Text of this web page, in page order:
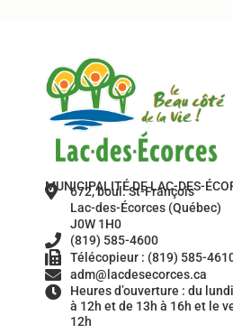
MUNICIPALITÉ DE LAC-DES-
672, boul. St-François
Lac-des-Écorces (Québec)
J0W 1H0
(819) 585-4600
Télécopieur : (819) 585-
adm@lacdesecorces.ca
Heures d’ouverture : du
à 12h et de 13h à 16h et le
12h